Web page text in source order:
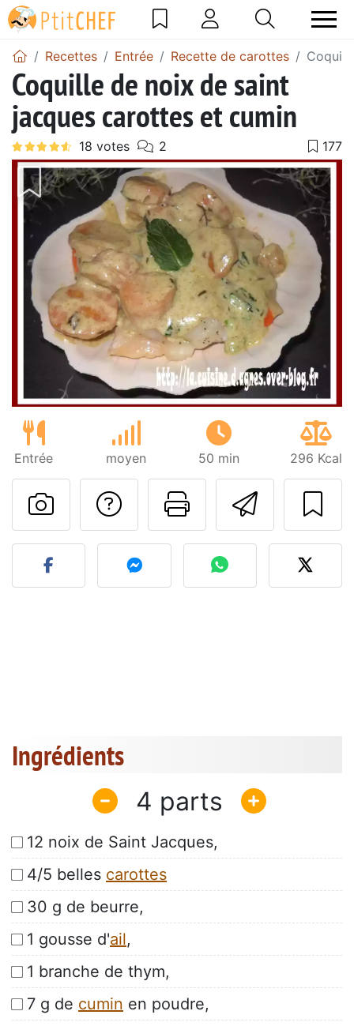
Recettes Entrée Recette de carottes
Coquille de noix de saint
jacques carottes et cumin
Entrée moyen 50 min 296 Kcal
Imprimer
Poser une
Publier votre photo de
Ingrédients
4
12 noix de Saint Jacques,
4/5 belles carottes
30 g de beurre,
1 gousse d'ail,
1 branche de thym,
7 g de cumin en poudre,